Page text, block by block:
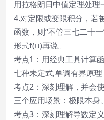
用拉格朗日中值定理处理
4.对定限或变限积分，若
函数，则“不管三七二十
形式f(u)再说。
考点1：用经典工具计算
七种未定式;单调有界原
考点2：深刻理解，并会
三个应用场景：极限本身
考点3：深刻理解导数定